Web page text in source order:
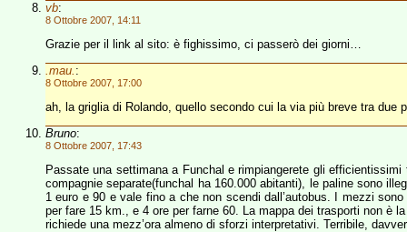
vb:
8 Ottobre 2007, 14:11
Grazie per il link al sito: è fighissimo, ci passerò dei giorni…
.mau. :
8 Ottobre 2007, 17:00
ah, la griglia di Rolando, quello secondo cui la via più breve tra due
Bruno:
8 Ottobre 2007, 17:43
Passate una settimana a Funchal e rimpiangerete gli
compagnie separate(funchal ha 160.000 abitanti), le paline sono
1 euro e 90 e vale fino a che non scendi dall’autobus. I mezzi
per fare 15 km., e 4 ore per farne 60. La mappa dei trasporti non è
richiede una mezz’ora almeno di sforzi interpretativi. Terribile,